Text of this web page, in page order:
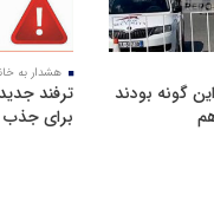
گونه بودند
هشدار به
ترفند
برای جذب